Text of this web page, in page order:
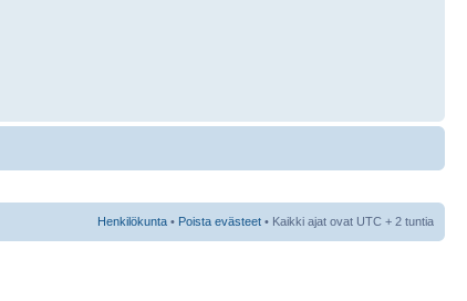
Henkilökunta • Poista evästeet • Kaikki ajat ovat UTC + 2 tuntia